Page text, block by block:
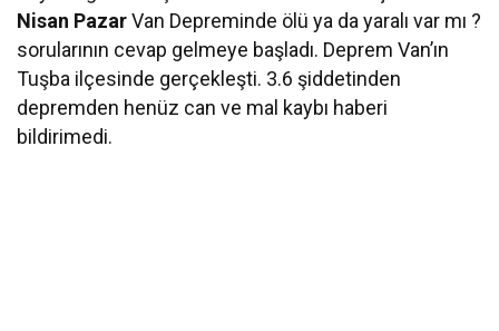
Nisan PazarVan Depreminde ölü ya da yaralı var mı ?
sorularının cevap gelmeye başladı. Deprem Van’ın
Tuşba ilçesinde gerçekleşti. 3.6 şiddetinden
depremden henüz can ve mal kaybı haberi
bildirimedi.